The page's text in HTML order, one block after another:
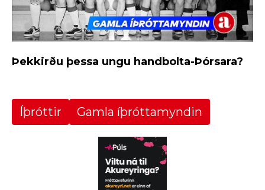
Þekkirðu þessa ungu handbolta-Þórsara?
Íþróttir Gamla íþróttamyndin